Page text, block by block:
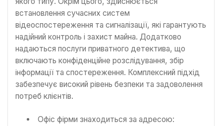
встановлення сучасних систем
відеоспостереження та сигналізації, які гарантують
надійний контроль і захист майна. Додатково
надаються послуги приватного детектива, що
включають конфіденційне розслідування, збір
інформації та спостереження. Комплексний підхід
забезпечує високий рівень безпеки та задоволення
потреб клієнтів.
Офіс фірми знаходиться за адресою: